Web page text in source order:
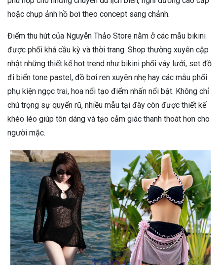
hoặc chụp ảnh hồ bơi theo concept sang chảnh.
Điểm thu hút của Nguyễn Thảo Store nằm ở các mẫu bikini
được phối khá cầu kỳ và thời trang. Shop thường xuyên cập
nhật những thiết kế hot trend như bikini phối váy lưới, set đồ
đi biển tone pastel, đồ bơi ren xuyên nhẹ hay các mẫu phối
phụ kiện ngọc trai, hoa nổi tạo điểm nhấn nổi bật. Không chỉ
chú trọng sự quyến rũ, nhiều mẫu tại đây còn được thiết kế
khéo léo giúp tôn dáng và tạo cảm giác thanh thoát hơn cho
người mặc.